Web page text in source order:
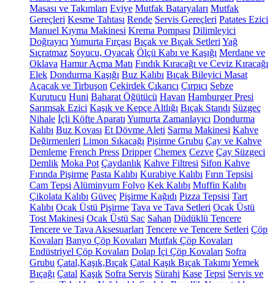
Masası ve Takımları Eviye Mutfak Bataryaları Mutfak
Gereçleri Kesme Tahtası Rende Servis Gereçleri Patates Ezici
Manuel Kıyma Makinesi Krema Pompası Dilimleyici
Doğrayıcı Yumurta Fırçası Bıçak ve Bıçak Setleri Yağ
Sıçratmaz Soyucu, Oyacak Ölçü Kabı ve Kaşığı Merdane ve
Oklava Hamur Açma Matı Fındık Kıracağı ve Ceviz Kıracağı
Elek Dondurma Kaşığı Buz Kalıbı Bıçak Bileyici Masat
Açacak ve Tirbuşon Çekirdek Çıkarıcı Çırpıcı Sebze
Kurutucu Huni Baharat Öğütücü Havan Hamburger Presi
Sarımsak Ezici Kaşık ve Kepçe Altlığı Bıçak Standı Süzgeç
Nihale İçli Köfte Aparatı Yumurta Zamanlayıcı Dondurma
Kalıbı Buz Kovası Et Dövme Aleti Sarma Makinesi Kahve
Değirmenleri Limon Sıkacağı Pişirme Grubu Çay ve Kahve
Demleme French Press Dripper Chemex Cezve Çay Süzgeci
Demlik Moka Pot Çaydanlık Kahve Filtresi Sifon Kahve
Fırında Pişirme Pasta Kalıbı Kurabiye Kalıbı Fırın Tepsisi
Cam Tepsi Alüminyum Folyo Kek Kalıbı Muffin Kalıbı
Çikolata Kalıbı Güveç Pişirme Kağıdı Pizza Tepsisi Tart
Kalıbı Ocak Üstü Pişirme Tava ve Tava Setleri Ocak Üstü
Tost Makinesi Ocak Üstü Sac Sahan Düdüklü Tencere
Tencere ve Tava Aksesuarları Tencere ve Tencere Setleri Çöp
Kovaları Banyo Çöp Kovaları Mutfak Çöp Kovaları
Endüstriyel Çöp Kovaları Dolap İçi Çöp Kovaları Sofra
Grubu Çatal,Kaşık,Bıçak Çatal Kaşık Bıçak Takımı Yemek
Bıçağı Çatal Kaşık Sofra Servis Sürahi Kase Tepsi Servis ve